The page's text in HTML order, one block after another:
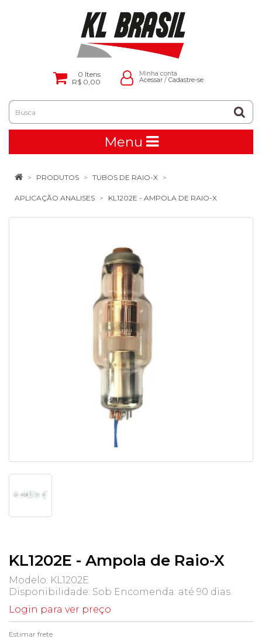
0 Itens
R$ 0,00
Minha conta
Acessar/ Cadastre-se
Menu
PRODUTOS TUBOS DE RAIO-X
APLICAÇÃO ANALISES KL1202E - AMPOLA DE RAIO-X
KL1202E - Ampola de Raio-X
Modelo: KL1202E
Disponibilidade: Sob Encomenda: até 90 dias
Login para ver preço
Estimar frete